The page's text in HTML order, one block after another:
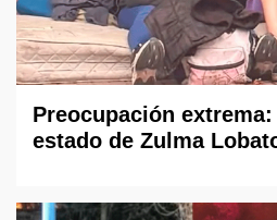
Preocupación
estado de Zulma